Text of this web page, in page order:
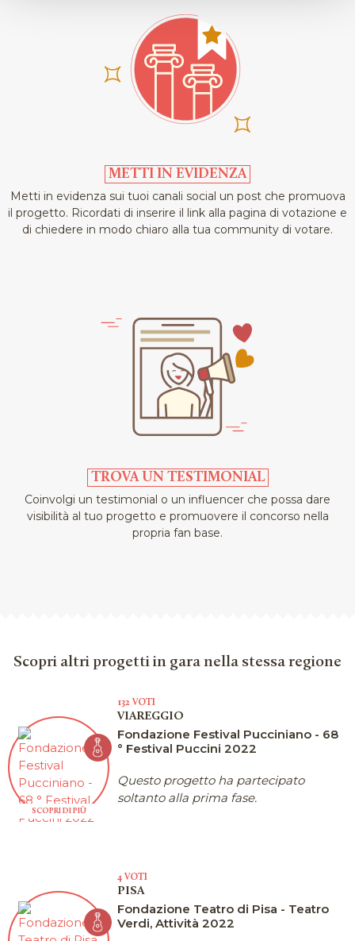
METTI IN EVIDENZA
Metti in evidenza sui tuoi canali social un post che promuova
il progetto. Ricordati di inserire il link alla pagina di votazione e
di chiedere in modo chiaro alla tua community di votare.
TROVA UN TESTIMONIAL
Coinvolgi un testimonial o un influencer che possa dare
visibilità al tuo progetto e promuovere il concorso nella
propria fan base.
Scopri altri progetti in gara nella stessa regione
SCOPRI DI PIÙ
132 VOTI
VIAREGGIO
Fondazione Festival Pucciniano - 68
° Festival Puccini 2022
Questo progetto ha partecipato
soltanto alla prima fase.
4 VOTI
PISA
Fondazione Teatro di Pisa - Teatro
Verdi, Attività 2022